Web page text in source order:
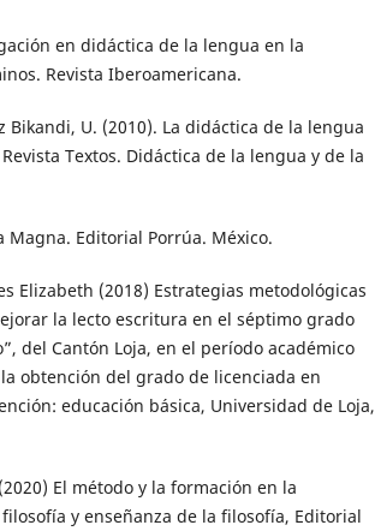
en didáctica de la lengua en la
Revista Iberoamericana.
Bikandi, U. (2010). La didáctica de la lengua
Textos. Didáctica de la lengua y de la
Magna. Editorial Porrúa. México.
Elizabeth (2018) Estrategias metodológicas
la lecto escritura en el séptimo grado
del Cantón Loja, en el período académico
obtención del grado de licenciada en
educación básica, Universidad de Loja,
El método y la formación en la
y enseñanza de la filosofía, Editorial